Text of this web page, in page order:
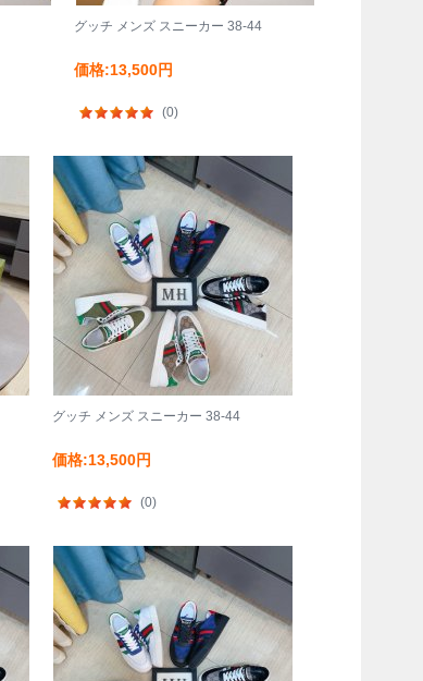
グッチ メンズ スニーカー 38-44
価格:13,500円
(0)
グッチ メンズ スニーカー 38-44
価格:13,500円
(0)